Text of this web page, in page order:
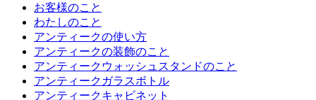
お客様のこと
わたしのこと
アンティークの使い方
アンティークの装飾のこと
アンティークウォッシュスタンドのこと
アンティークガラスボトル
アンティークキャビネット